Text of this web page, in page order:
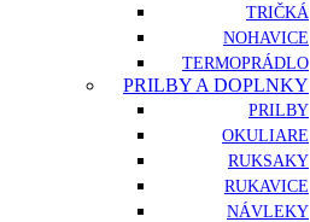
TRIČKÁ
NOHAVICE
TERMOPRÁDLO
PRILBY A DOPLNKY
PRILBY
OKULIARE
RUKSAKY
RUKAVICE
NÁVLEKY